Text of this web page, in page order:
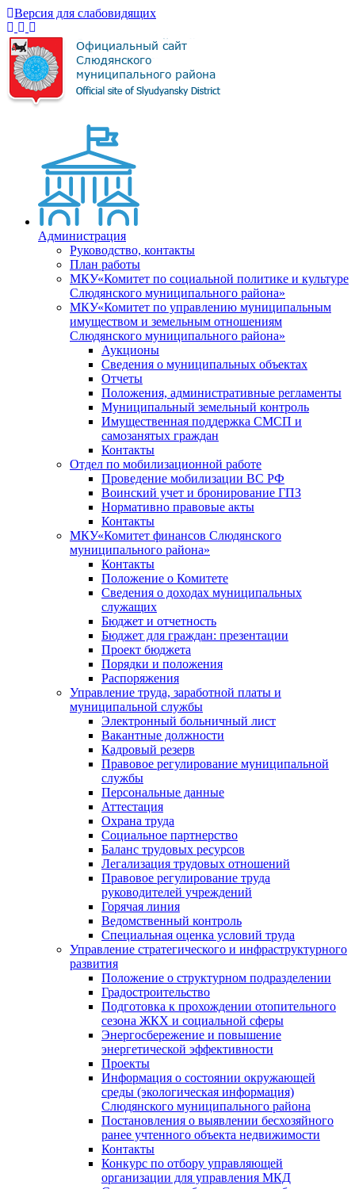
Версия для слабовидящих
Администрация
Руководство, контакты
План работы
МКУ«Комитет по социальной политике и культуре
Слюдянского муниципального района»
МКУ«Комитет по управлению муниципальным
имуществом и земельным отношениям
Слюдянского муниципального района»
Аукционы
Сведения о муниципальных объектах
Отчеты
Положения, административные регламенты
Муниципальный земельный контроль
Имущественная поддержка СМСП и
самозанятых граждан
Контакты
Отдел по мобилизационной работе
Проведение мобилизации ВС РФ
Воинский учет и бронирование ГПЗ
Нормативно правовые акты
Контакты
МКУ«Комитет финансов Слюдянского
муниципального района»
Контакты
Положение о Комитете
Сведения о доходах муниципальных
служащих
Бюджет и отчетность
Бюджет для граждан: презентации
Проект бюджета
Порядки и положения
Распоряжения
Управление труда, заработной платы и
муниципальной службы
Электронный больничный лист
Вакантные должности
Кадровый резерв
Правовое регулирование муниципальной
службы
Персональные данные
Аттестация
Охрана труда
Социальное партнерство
Баланс трудовых ресурсов
Легализация трудовых отношений
Правовое регулирование труда
руководителей учреждений
Горячая линия
Ведомственный контроль
Специальная оценка условий труда
Управление стратегического и инфраструктурного
развития
Положение о структурном подразделении
Градостроительство
Подготовка к прохождении отопительного
сезона ЖКХ и социальной сферы
Энергосбережение и повышение
энергетической эффективности
Проекты
Информация о состоянии окружающей
среды (экологическая информация)
Слюдянского муниципального района
Постановления о выявлении бесхозяйного
ранее учтенного объекта недвижимости
Контакты
Конкурс по отбору управляющей
организации для управления МКД